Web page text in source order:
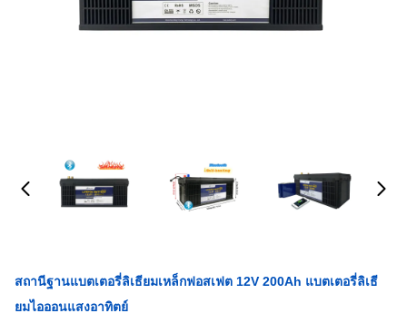
สถานีฐานแบตเตอรี่ลิเธียมเหล็กฟอสเฟต 12V 200Ah แบตเตอรี่ลิเธี
ยมไอออนแสงอาทิตย์